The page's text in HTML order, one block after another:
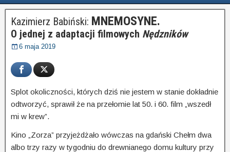
Kazimierz Babiński: MNEMOSYNE.
O jednej z adaptacji filmowych Nędzników
6 maja 2019
Splot okoliczności, których dziś nie jestem w stanie dokładnie
odtworzyć, sprawił że na przełomie lat 50. i 60. film „wszedł
mi w krew”.
Kino „Zorza” przyjeżdżało wówczas na gdański Chełm dwa
albo trzy razy w tygodniu do drewnianego domu kultury przy